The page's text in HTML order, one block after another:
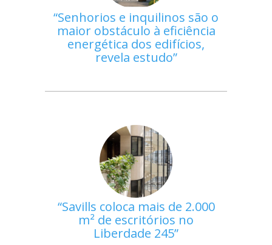
Senhorios e inquilinos são o
maior obstáculo à eficiência
energética dos edifícios,
revela estudo
Savills coloca mais de 2.000
m² de escritórios no
Liberdade 245